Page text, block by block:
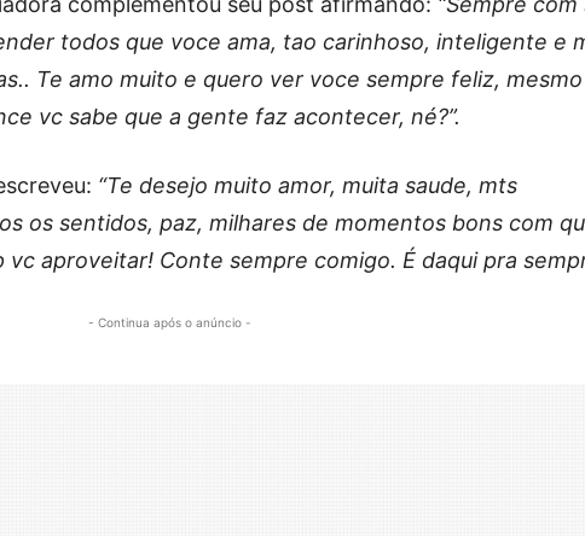
todos que voce ama, tao carinhoso, inteligente e
Te amo muito e quero ver voce sempre feliz, mesmo
vc sabe que a gente faz acontecer, né?”.
“Te desejo muito amor, muita saude, mts
os sentidos, paz, milhares de momentos bons com
aproveitar! Conte sempre comigo. É daqui pra
- Continua após o anúncio -